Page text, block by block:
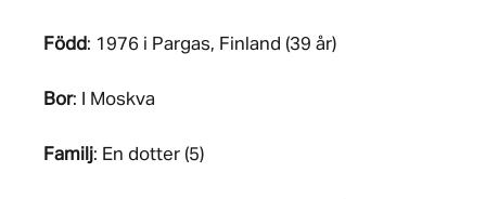
Född: 1976 i Pargas, Finland (39 år)
Bor: I Moskva
Familj: En dotter (5)